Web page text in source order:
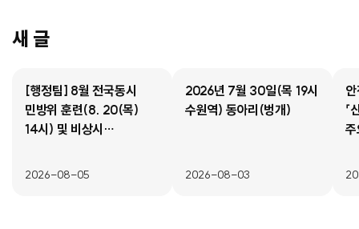
새 글
[행정팀] 8월 전국동시
민방위 훈련(8. 20(목)
14시) 및 비상시
2026-08-05
2026년 7월 30일(목 19시
수원역) 동아리(벙개)
2026-08-03
「